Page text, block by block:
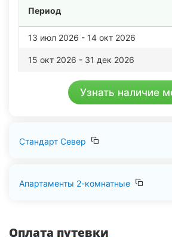
Период
13 июл 2026 - 14 окт 2026
15 окт 2026 - 31 дек 2026
Узнать наличие
Стандарт Север
Апартаменты 2-комнатные
Оплата путевки